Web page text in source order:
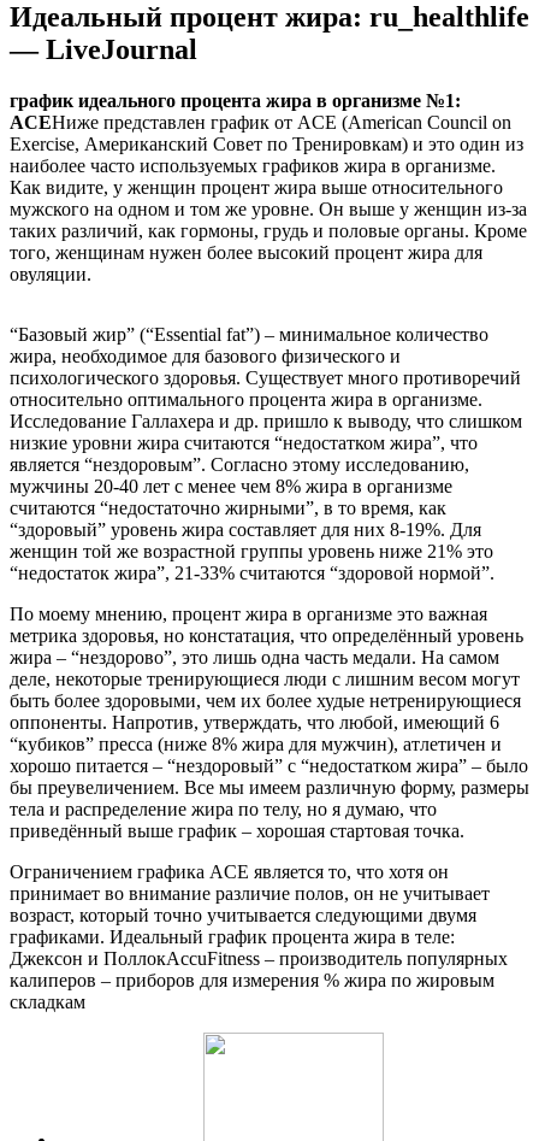
Идеальный процент жира: ru_healthlife
— LiveJournal
график идеального процента жира в организме №1:
ACEНиже представлен график от ACE (American Council on
Exercise, Американский Совет по Тренировкам) и это один из
наиболее часто используемых графиков жира в организме.
Как видите, у женщин процент жира выше относительного
мужского на одном и том же уровне. Он выше у женщин из-за
таких различий, как гормоны, грудь и половые органы. Кроме
того, женщинам нужен более высокий процент жира для
овуляции.
“Базовый жир” (“Essential fat”) – минимальное количество
жира, необходимое для базового физического и
психологического здоровья. Существует много противоречий
относительно оптимального процента жира в организме.
Исследование Галлахера и др. пришло к выводу, что слишком
низкие уровни жира считаются “недостатком жира”, что
является “нездоровым”. Согласно этому исследованию,
мужчины 20-40 лет с менее чем 8% жира в организме
считаются “недостаточно жирными”, в то время, как
“здоровый” уровень жира составляет для них 8-19%. Для
женщин той же возрастной группы уровень ниже 21% это
“недостаток жира”, 21-33% считаются “здоровой нормой”.
По моему мнению, процент жира в организме это важная
метрика здоровья, но констатация, что определённый уровень
жира – “нездорово”, это лишь одна часть медали. На самом
деле, некоторые тренирующиеся люди с лишним весом могут
быть более здоровыми, чем их более худые нетренирующиеся
оппоненты. Напротив, утверждать, что любой, имеющий 6
“кубиков” пресса (ниже 8% жира для мужчин), атлетичен и
хорошо питается – “нездоровый” с “недостатком жира” – было
бы преувеличением. Все мы имеем различную форму, размеры
тела и распределение жира по телу, но я думаю, что
приведённый выше график – хорошая стартовая точка.
Ограничением графика ACE является то, что хотя он
принимает во внимание различие полов, он не учитывает
возраст, который точно учитывается следующими двумя
графиками. Идеальный график процента жира в теле:
Джексон и ПоллокAccuFitness – производитель популярных
калиперов – приборов для измерения % жира по жировым
складкам